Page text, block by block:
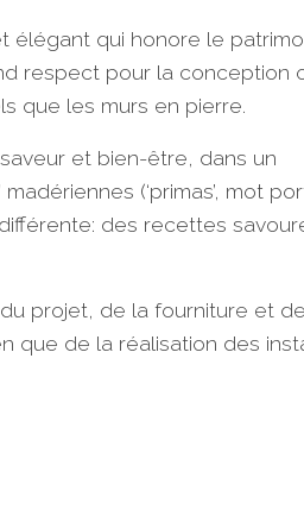
élégant qui honore le
respect pour la conception
que les murs en pierre.
et bien-être, dans un
(‘primas’, mot
des recettes
projet, de la fourniture et de
que de la réalisation des